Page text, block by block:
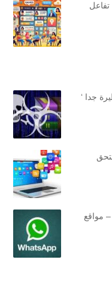
تفاعل
جدا ‘
مواقع